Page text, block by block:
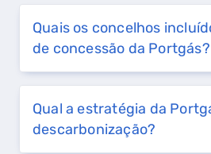
Quais os concelhos
de concessão da Portgás?
Qual a estratégia da
descarbonização?